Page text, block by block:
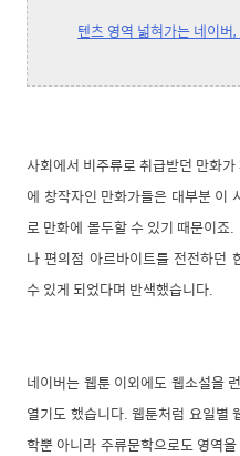
텐츠 영역 넓혀가는 네이
사회에서 비주류로 취급받던 만화
에 창작자인 만화가들은 대부분 이
로 만화에 몰두할 수 있기 때문이죠
나 편의점 아르바이트를 전전하던
수 있게 되었다며 반색했습니다.
네이버는 웹툰 이외에도 웹소설을
열기도 했습니다. 웹툰처럼 요일별
학뿐 아니라 주류문학으로도 영역